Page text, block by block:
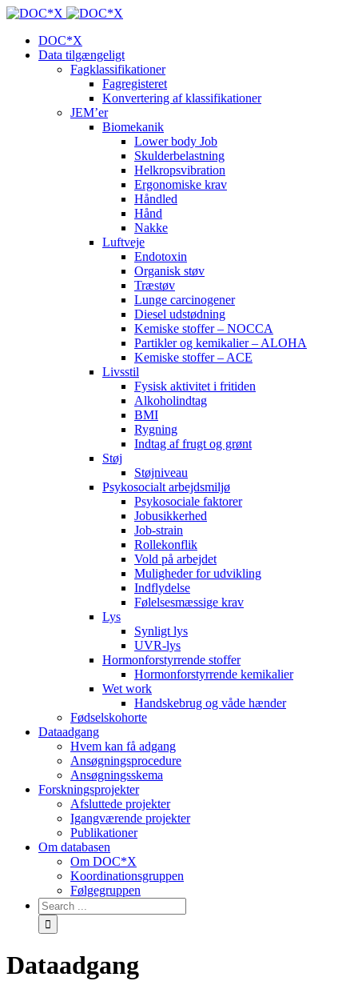
DOC*X
Data tilgængeligt
Fagklassifikationer
Fagregisteret
Konvertering af klassifikationer
JEM’er
Biomekanik
Lower body Job
Skulderbelastning
Helkropsvibration
Ergonomiske krav
Håndled
Hånd
Nakke
Luftveje
Endotoxin
Organisk støv
Træstøv
Lunge carcinogener
Diesel udstødning
Kemiske stoffer – NOCCA
Partikler og kemikalier – ALOHA
Kemiske stoffer – ACE
Livsstil
Fysisk aktivitet i fritiden
Alkoholindtag
BMI
Rygning
Indtag af frugt og grønt
Støj
Støjniveau
Psykosocialt arbejdsmiljø
Psykosociale faktorer
Jobusikkerhed
Job-strain
Rollekonflik
Vold på arbejdet
Muligheder for udvikling
Indflydelse
Følelsesmæssige krav
Lys
Synligt lys
UVR-lys
Hormonforstyrrende stoffer
Hormonforstyrrende kemikalier
Wet work
Handskebrug og våde hænder
Fødselskohorte
Dataadgang
Hvem kan få adgang
Ansøgningsprocedure
Ansøgningsskema
Forskningsprojekter
Afsluttede projekter
Igangværende projekter
Publikationer
Om databasen
Om DOC*X
Koordinationsgruppen
Følgegruppen
Dataadgang